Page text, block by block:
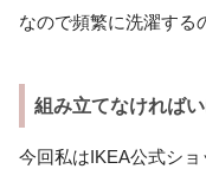
なので頻繁に洗濯する
組み立てなければ
今回私はIKEA公式シ